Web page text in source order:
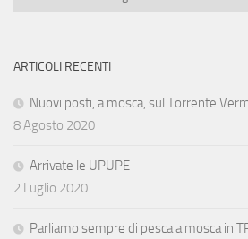
ARTICOLI RECENTI
Nuovi posti, a mosca, sul Torrente
8 Agosto 2020
Arrivate le UPUPE
2 Luglio 2020
Parliamo sempre di pesca a mosca in